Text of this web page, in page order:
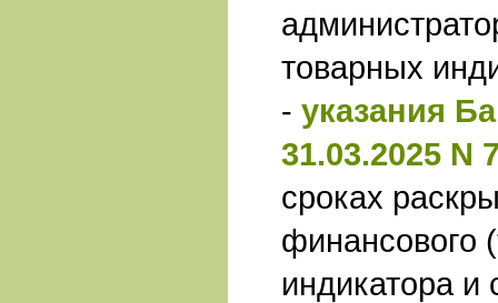
товарных
- указания
31.03.2025 N
сроках
финансового
индикатора и